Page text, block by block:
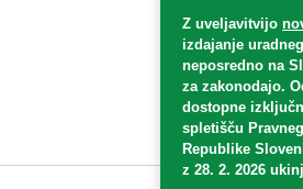
Z uveljavitvijo
izdajanje
neposredno na
za zakonodajo.
dostopne
spletišču
Republike
z 28. 2. 2026
Splošni
Izjava o
E-dražbe